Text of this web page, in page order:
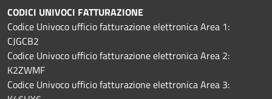
CODICI UNIVOCI FATTURAZIONE
Codice Univoco ufficio fatturazione elettronica Area 1:
CJGCB2
Codice Univoco ufficio fatturazione elettronica Area 2:
K2ZWMF
Codice Univoco ufficio fatturazione elettronica Area 3: